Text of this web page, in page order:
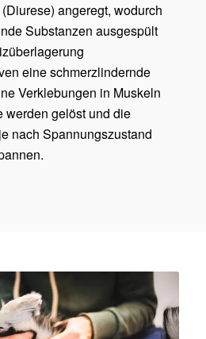
angeregt, wodurch
Substanzen ausgespült
eine schmerzlindernde
Verklebungen in Muskeln
werden gelöst und die
nach Spannungszustand